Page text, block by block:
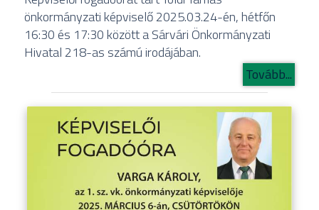
önkormányzati képviselő 2025.03.24-én, hétfőn
16:30 és 17:30 között a Sárvári Önkormányzati
Hivatal 218-as számú irodájában.
Tovább...